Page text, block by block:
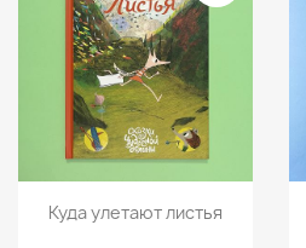
Просмотр
Куда улетают листья